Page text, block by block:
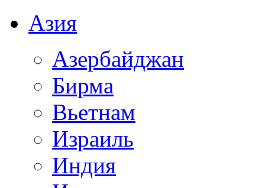
Азия
Азербайджан
Бирма
Вьетнам
Израиль
Индия